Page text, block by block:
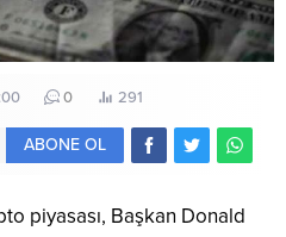
0 291
ABONE OL
piyasası, Başkan Donald